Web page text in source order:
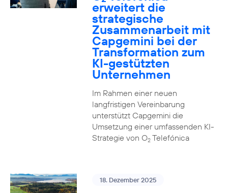
erweitert die
strategische
Zusammenarbeit mit
Capgemini bei der
Transformation zum
KI-gestützten
Unternehmen
Im Rahmen einer neuen
langfristigen Vereinbarung
unterstützt Capgemini die
Umsetzung einer umfassenden KI-
Strategie von O2Telefónica
18. Dezember 2025